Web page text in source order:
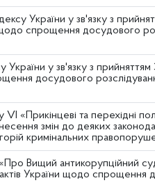
України у зв'язку з
спрощення досудового
у зв'язку з
досудового
«Прикінцеві та перехідні
змін до деяких
кримінальних
Вищий антикорупційний
України щодо спрощення